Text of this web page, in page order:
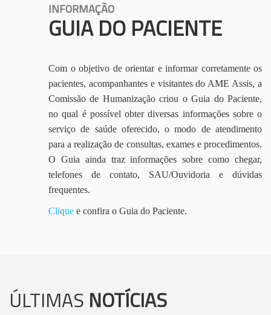
INFORMAÇÃO
GUIA DO PACIENTE
Com o objetivo de orientar e informar corretamente os
pacientes, acompanhantes e visitantes do AME Assis, a
Comissão de Humanização criou o Guia do Paciente,
no qual é possível obter diversas informações sobre o
serviço de saúde oferecido, o modo de atendimento
para a realização de consultas, exames e procedimentos.
O Guia ainda traz informações sobre como chegar,
telefones de contato, SAU/Ouvidoria e dúvidas
frequentes.
Clique e confira o Guia do Paciente.
ÚLTIMAS NOTÍCIAS